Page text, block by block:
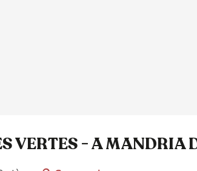
VERTES - A MANDRIA